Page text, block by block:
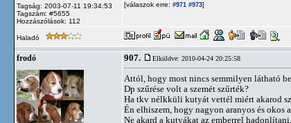
Tagság: 2003-07-11 19:34:53
Tagszám: #5655
Hozzászólások: 112
[válaszok erre: #971 #973]
Haladó
frodó 907. Elküldve: 2010-04-24 20:25:58
Attól, hogy most nincs semmilyen látható
Dp szűrése volt a szemét szűrték?
Ha tkv nélkküli kutyát vettél miért akarod
Én elhiszem, hogy nagyon aranyos és okos
Ne akard a kutyákat az emberrel